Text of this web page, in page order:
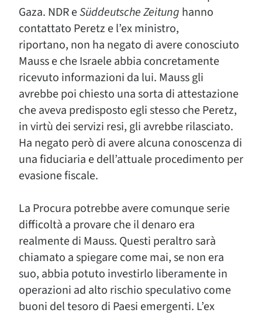
Gaza. NDR eSüddeutsche Zeitung hanno
contattato Peretz e l’ex ministro,
riportano, non ha negato di avere conosciuto
Mauss e che Israele abbia concretamente
ricevuto informazioni da lui. Mauss gli
avrebbe poi chiesto una sorta di attestazione
che aveva predisposto egli stesso che Peretz,
in virtù dei servizi resi, gli avrebbe rilasciato.
Ha negato però di avere alcuna conoscenza di
una fiduciaria e dell’attuale procedimento per
evasione fiscale.
La Procura potrebbe avere comunque serie
difficoltà a provare che il denaro era
realmente di Mauss. Questi peraltro sarà
chiamato a spiegare come mai, se non era
suo, abbia potuto investirlo liberamente in
operazioni ad alto rischio speculativo come
buoni del tesoro di Paesi emergenti. L’ex